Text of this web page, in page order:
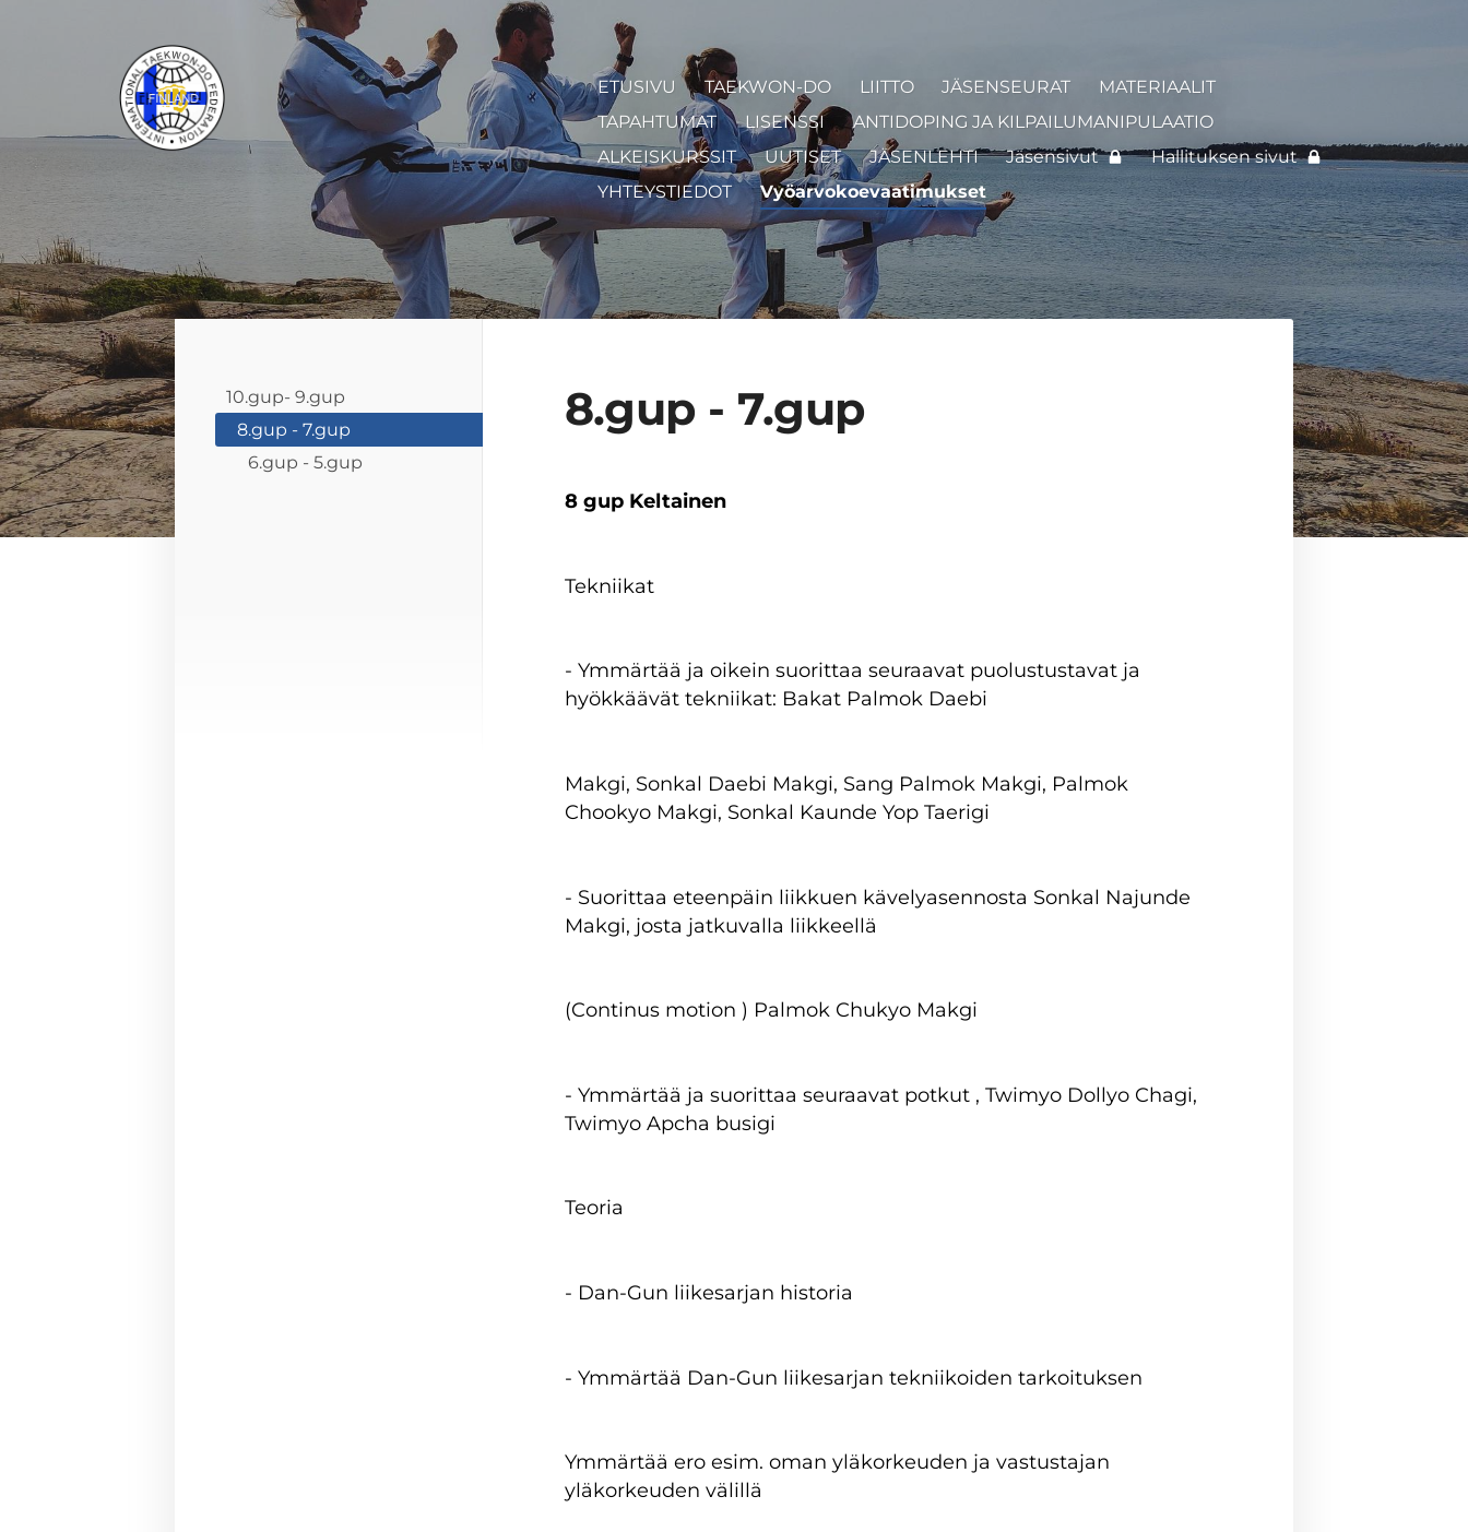
ITF Taekwon-do Liitto ry
ETUSIVU TAEKWON-DO LIITTO JÄSENSEURAT
MATERIAALIT
TAPAHTUMAT
LISENSSI
ANTIDOPING JA KILPAILUMANIPULAATIO
ALKEISKURSSIT
UUTISET JÄSENLEHTI Jäsensivut
Hallituksen sivut
YHTEYSTIEDOT
Vyöarvokoevaatimukset
10.gup- 9.gup
8.gup - 7.gup
6.gup - 5.gup
8.gup - 7.gup
8 gup Keltainen
Tekniikat
- Ymmärtää ja oikein suorittaa seuraavat puolustustavat ja
hyökkäävät tekniikat: Bakat Palmok Daebi
Makgi, Sonkal Daebi Makgi, Sang Palmok Makgi, Palmok
Chookyo Makgi, Sonkal Kaunde Yop Taerigi
- Suorittaa eteenpäin liikkuen kävelyasennosta Sonkal Najunde
Makgi, josta jatkuvalla liikkeellä
(Continus motion ) Palmok Chukyo Makgi
- Ymmärtää ja suorittaa seuraavat potkut , Twimyo Dollyo Chagi,
Twimyo Apcha busigi
Teoria
- Dan-Gun liikesarjan historia
- Ymmärtää Dan-Gun liikesarjan tekniikoiden tarkoituksen
Ymmärtää ero esim. oman yläkorkeuden ja vastustajan
yläkorkeuden välillä